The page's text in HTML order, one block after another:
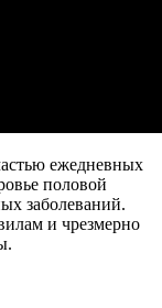
ежедневных
половой
заболеваний.
и чрезмерно